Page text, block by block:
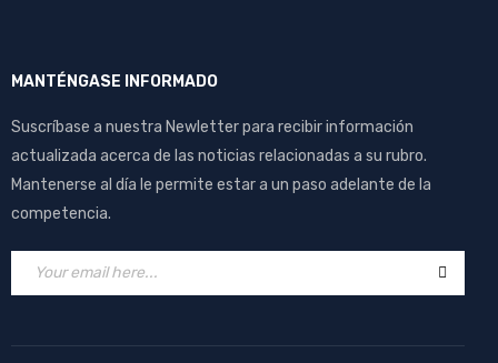
MANTÉNGASE INFORMADO
Suscríbase a nuestra Newletter para recibir información
actualizada acerca de las noticias relacionadas a su rubro.
Mantenerse al día le permite estar a un paso adelante de la
competencia.